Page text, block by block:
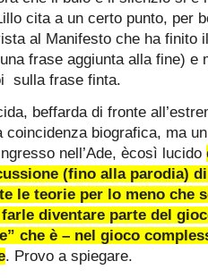
cita a un certo punto, per
al Manifesto che ha finito
frase aggiunta alla fine) e
sulla frase finta.
beffarda di fronte
coincidenza biografica, ma
nell’Ade, ècosì lucido
(fino alla parodia)
le teorie per lo meno che
diventare parte del
che è – nel gioco
. Provo a spiegare.